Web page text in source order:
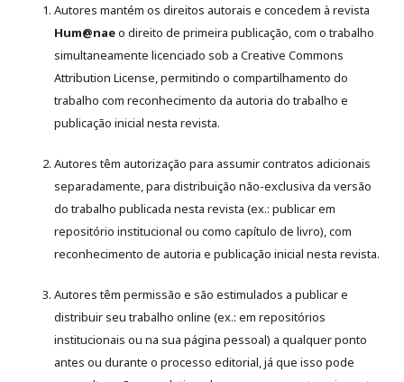
Autores mantém os direitos autorais e concedem à revista
Hum@naeo direito de primeira publicação, com o trabalho
simultaneamente licenciado sob a Creative Commons
Attribution License, permitindo o compartilhamento do
trabalho com reconhecimento da autoria do trabalho e
publicação inicial nesta revista.
Autores têm autorização para assumir contratos adicionais
separadamente, para distribuição não-exclusiva da versão
do trabalho publicada nesta revista (ex.: publicar em
repositório institucional ou como capítulo de livro), com
reconhecimento de autoria e publicação inicial nesta revista.
Autores têm permissão e são estimulados a publicar e
distribuir seu trabalho online (ex.: em repositórios
institucionais ou na sua página pessoal) a qualquer ponto
antes ou durante o processo editorial, já que isso pode